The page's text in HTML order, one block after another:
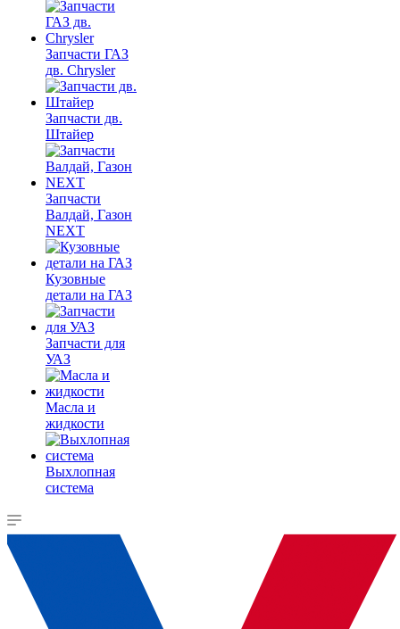
Запчасти ГАЗ
дв. Chrysler
Запчасти дв.
Штайер
Запчасти
Валдай, Газон
NEXT
Кузовные
детали на ГАЗ
Запчасти для
УАЗ
Масла и
жидкости
Выхлопная
система